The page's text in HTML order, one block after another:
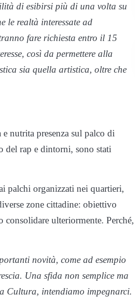
di esibirsi più di una volta su
le realtà interessate ad
fare richiesta entro il 15
così da permettere alla
sia quella artistica, oltre che
nutrita presenza sul palco di
del rap e dintorni, sono stati
palchi organizzati nei quartieri,
zone cittadine: obiettivo
ulteriormente. Perché,
novità, come ad esempio
Una sfida non semplice ma
Cultura, intendiamo impegnarci.